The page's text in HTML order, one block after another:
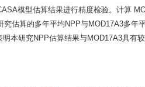
模型估算结果进行精度检验。计算
估算的多年平均NPP与MOD17A3多年
明本研究NPP估算结果与MOD17A3具有